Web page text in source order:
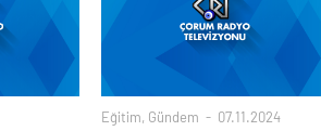
Eğitim, Gündem 07.11.2024